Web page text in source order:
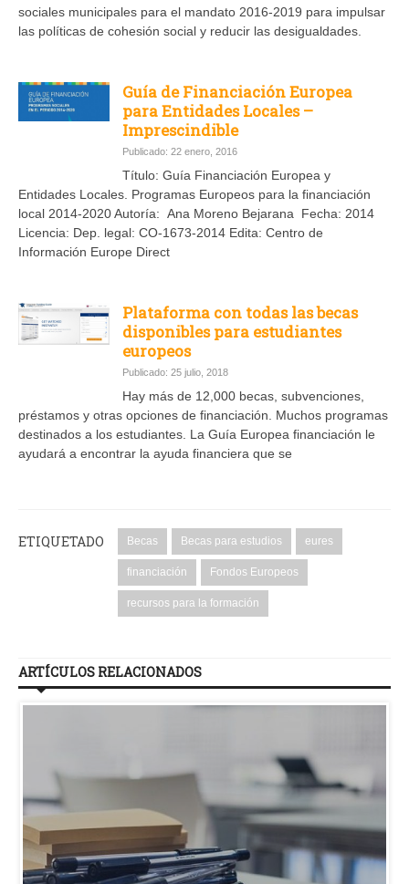
sociales municipales para el mandato 2016-2019 para impulsar
las políticas de cohesión social y reducir las desigualdades.
Guía de Financiación Europea
para Entidades Locales –
Imprescindible
Publicado: 22 enero, 2016
Título: Guía Financiación Europea y
Entidades Locales. Programas Europeos para la financiación
local 2014-2020 Autoría: Ana Moreno Bejarana Fecha: 2014
Licencia: Dep. legal: CO-1673-2014 Edita: Centro de
Información Europe Direct
Plataforma con todas las becas
disponibles para estudiantes
europeos
Publicado: 25 julio, 2018
Hay más de 12,000 becas, subvenciones,
préstamos y otras opciones de financiación. Muchos programas
destinados a los estudiantes. La Guía Europea financiación le
ayudará a encontrar la ayuda financiera que se
ETIQUETADO Becas Becas para estudios eures
financiación Fondos Europeos
recursos para la formación
ARTÍCULOS RELACIONADOS